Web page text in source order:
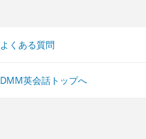
よくある質問
DMM英会話トップへ